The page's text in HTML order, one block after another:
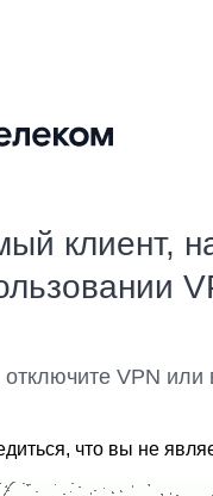
клиент,
VPN
что вы не